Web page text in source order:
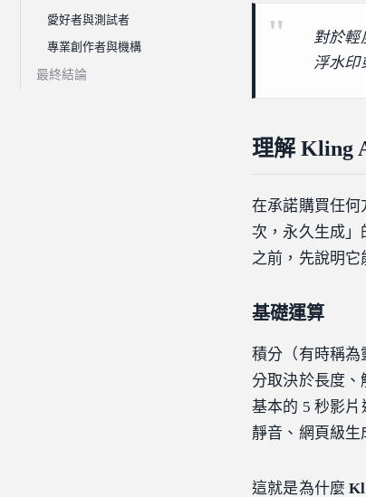
愛好者與測試者
專業創作者與機構
最終結論
對於輕
浮水印
理解 Kling
在承諾購買任
次，永久生成」
之前，先說明它
基礎運算
積分（有時稱
分取決於長度、
基本的 5 秒影
靜音、網頁級生
這就是為什麼